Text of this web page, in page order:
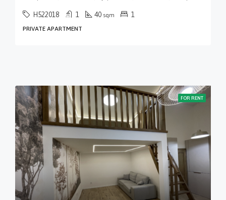
H522018 1 40 sqm 1
PRIVATE APARTMENT
FOR RENT